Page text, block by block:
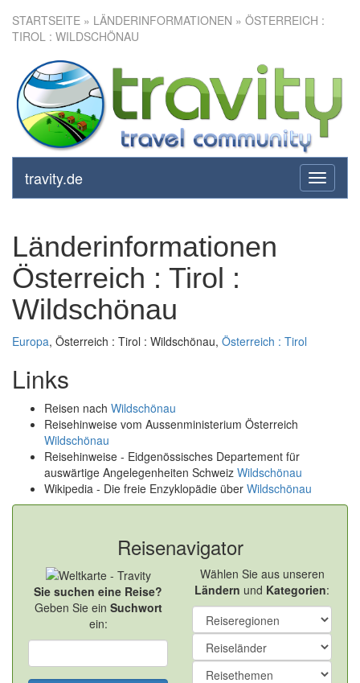
STARTSEITE » LÄNDERINFORMATIONEN » ÖSTERREICH :
TIROL : WILDSCHÖNAU
toggle
travity.de
Länderinformationen
Österreich : Tirol :
Wildschönau
Europa, Österreich : Tirol : Wildschönau, Österreich : Tirol
Links
Reisen nach Wildschönau
Reisehinweise vom Aussenministerium Österreich
Wildschönau
Reisehinweise - Eidgenössisches Departement für
auswärtige Angelegenheiten Schweiz Wildschönau
Wikipedia - Die freie Enzyklopädie über Wildschönau
Reisenavigator
Sie suchen eine Reise?
Geben Sie ein Suchwort
ein:
Wählen Sie aus unseren
Ländern und Kategorien: